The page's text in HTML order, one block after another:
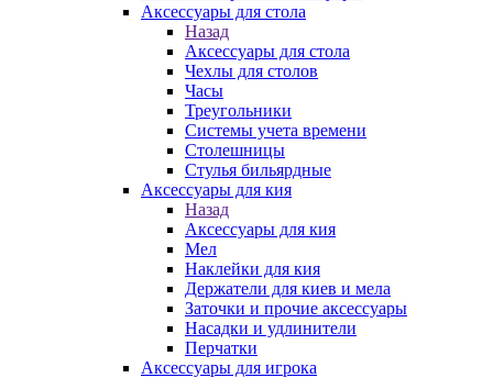
Аксессуары для стола
Назад
Аксессуары для стола
Чехлы для столов
Часы
Треугольники
Системы учета времени
Столешницы
Стулья бильярдные
Аксессуары для кия
Назад
Аксессуары для кия
Мел
Наклейки для кия
Держатели для киев и мела
Заточки и прочие аксессуары
Насадки и удлинители
Перчатки
Аксессуары для игрока